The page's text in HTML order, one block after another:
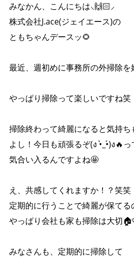
みなかん、こんにちは⸜🙌🏻⸝‍
株式会社J.ace(ジェイエース)の
ともちゃんデースッ‪🌻
最近、週初めに事務所の外掃除を
やっぱり掃除って楽しいですね笑
掃除終わって綺麗になると気持
よし！今日も頑張るぞ(ง •̀_•́)ง🔥っ
気合い入るんですよね🤩
え、共感してくれますか！？笑笑
定期的に行うことで綺麗が保てる
やっぱり会社も家も掃除は大切
みなさんも、定期的に掃除して